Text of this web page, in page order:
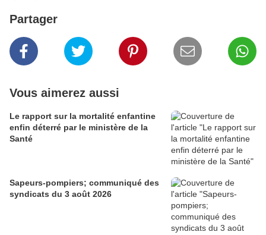
Partager
Vous aimerez aussi
Le rapport sur la mortalité enfantine
enfin déterré par le ministère de la
Santé
Sapeurs-pompiers; communiqué des
syndicats du 3 août 2026